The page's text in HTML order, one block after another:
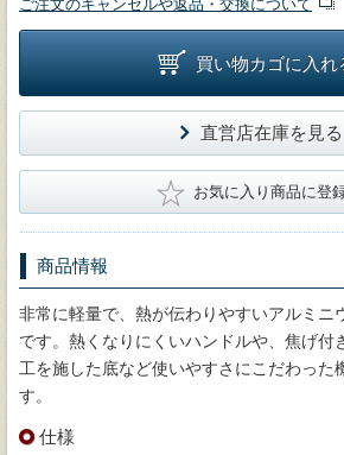
ご注文のキャンセルや返品・交換について
買い物カゴに入れ
直営店在庫を見る
★ お気に入り商品に登
商品情報
非常に軽量で、熱が伝わりやすいアルミニ
です。熱くなりにくいハンドルや、焦げ付
工を施した底など使いやすさにこだわった
す。
仕様